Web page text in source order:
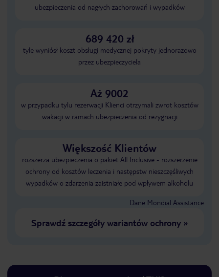
ubezpieczenia od nagłych zachorowań i wypadków
689 420 zł
tyle wyniósł koszt obsługi medycznej pokryty jednorazowo
przez ubezpieczyciela
Aż 9002
w przypadku tylu rezerwacji Klienci otrzymali zwrot kosztów
wakacji w ramach ubezpieczenia od rezygnacji
Większość Klientów
rozszerza ubezpieczenia o pakiet All Inclusive - rozszerzenie
ochrony od kosztów leczenia i następstw nieszczęśliwych
wypadków o zdarzenia zaistniałe pod wpływem alkoholu
Dane Mondial Assistance
Sprawdź szczegóły wariantów ochrony»